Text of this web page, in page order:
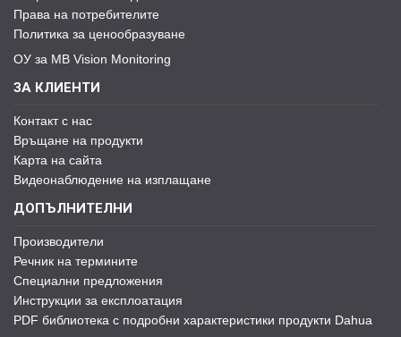
Права на потребителите
Политика за ценообразуване
ОУ за MB Vision Monitoring
ЗА КЛИЕНТИ
Контакт с нас
Връщане на продукти
Карта на сайта
Видеонаблюдение на изплащане
ДОПЪЛНИТЕЛНИ
Производители
Речник на термините
Специални предложения
Инструкции за експлоатация
PDF библиотека с подробни характеристики продукти Dahua